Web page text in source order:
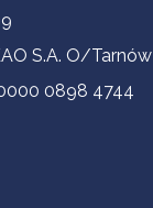
S.A. O/Tarnów
0898 4744